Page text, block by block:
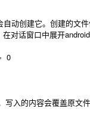
动创建它。创建的文
对话窗口中展开
0
入的内容会覆盖原文